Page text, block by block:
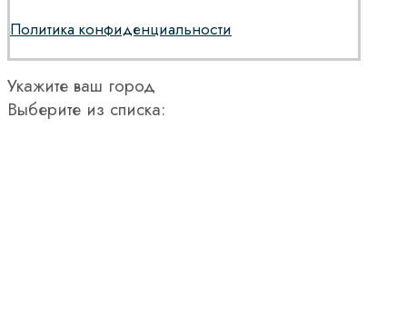
Политика конфиденциальности
Укажите ваш город
Выберите из списка: